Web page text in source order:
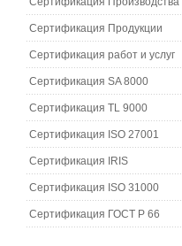
Сертификация Продукции
Сертификация работ и услуг
Сертификация SA 8000
Сертификация TL 9000
Сертификация ISO 27001
Сертификация IRIS
Сертификация ISO 31000
Сертификация ГОСТ Р 66